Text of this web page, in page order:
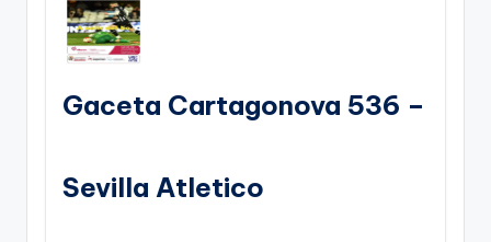
Gaceta Cartagonova 536 –
Sevilla Atletico